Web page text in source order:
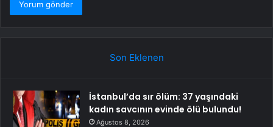
Son Eklenen
İstanbul’da sır ölüm: 37 yaşındaki
kadın savcının evinde ölü bulundu!
Ağustos 8, 2026